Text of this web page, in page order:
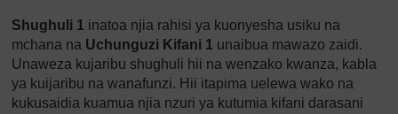
Shughuli 1 inatoa njia rahisi ya kuonyesha usiku na
mchana na Uchunguzi Kifani 1 unaibua mawazo zaidi.
Unaweza kujaribu shughuli hii na wenzako kwanza, kabla
ya kuijaribu na wanafunzi. Hii itapima uelewa wako na
kukusaidia kuamua njia nzuri ya kutumia kifani darasani